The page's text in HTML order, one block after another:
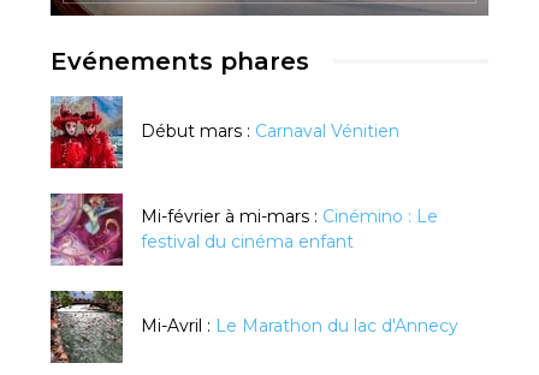
Evénements phares
Début mars : Carnaval Vénitien
Mi-février à mi-mars : Cinémino : Le
festival du cinéma enfant
Mi-Avril : Le Marathon du lac d'Annecy